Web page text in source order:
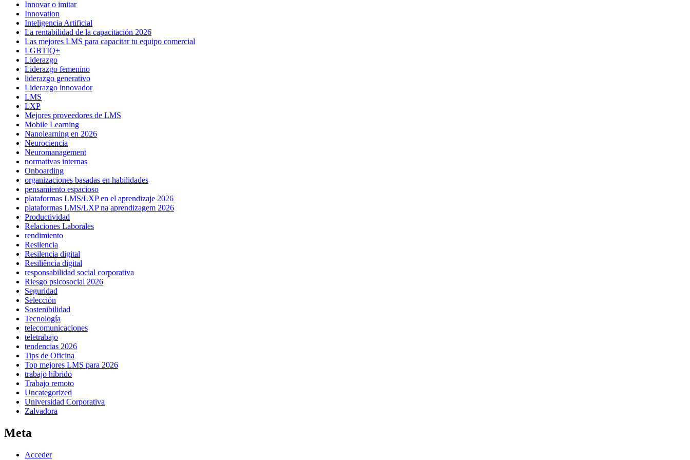
Innovar o imitar
Innovation
Inteligencia Artificial
La rentabilidad de la capacitación 2026
Las mejores LMS para capacitar tu equipo comercial
LGBTIQ+
Liderazgo
Liderazgo femenino
liderazgo generativo
Liderazgo innovador
LMS
LXP
Mejores proveedores de LMS
Mobile Learning
Nanolearning en 2026
Neurociencia
Neuromanagement
normativas internas
Onboarding
organizaciones basadas en habilidades
pensamiento espacioso
plataformas LMS/LXP en el aprendizaje 2026
plataformas LMS/LXP na aprendizagem 2026
Productividad
Relaciones Laborales
rendimiento
Resilencia
Resilencia digital
Resiliência digital
responsabilidad social corporativa
Riesgo psicosocial 2026
Seguridad
Selección
Sostenibilidad
Tecnología
telecomunicaciones
teletrabajo
tendencias 2026
Tips de Oficina
Top mejores LMS para 2026
trabajo híbrido
Trabajo remoto
Uncategorized
Universidad Corporativa
Zalvadora
Meta
Acceder